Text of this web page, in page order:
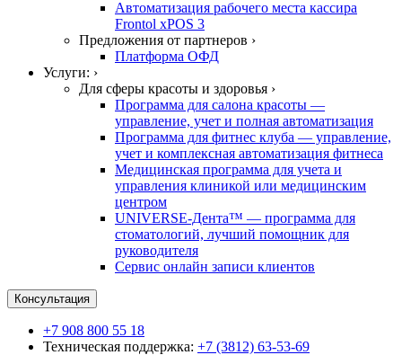
Автоматизация рабочего места кассира
Frontol xPOS 3
Предложения от партнеров ›
Платформа ОФД
Услуги: ›
Для сферы красоты и здоровья ›
Программа для салона красоты —
управление, учет и полная автоматизация
Программа для фитнес клуба — управление,
учет и комплексная автоматизация фитнеса
Медицинская программа для учета и
управления клиникой или медицинским
центром
UNIVERSE-Дента™ — программа для
стоматологий, лучший помощник для
руководителя
Сервис онлайн записи клиентов
Консультация
+7 908 800 55 18
Техническая поддержка: +7 (3812) 63-53-69